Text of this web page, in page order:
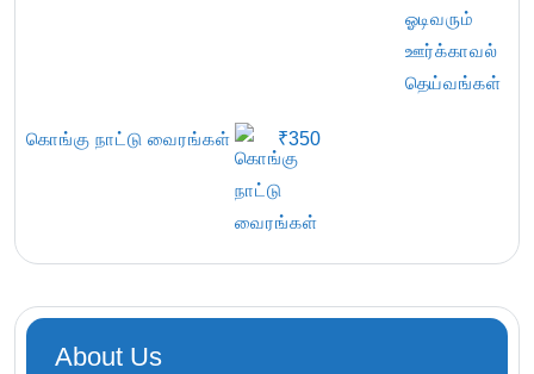
கொங்கு நாட்டு வைரங்கள் ₹350
About Us